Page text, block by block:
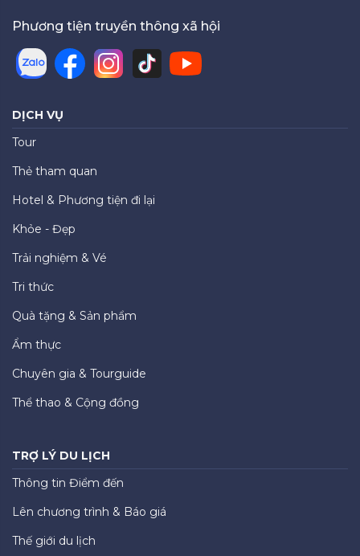
Phương tiện truyền thông xã hội
DỊCH VỤ
Tour
Thẻ tham quan
Hotel & Phương tiện đi lại
Khỏe - Đẹp
Trải nghiệm & Vé
Tri thức
Quà tặng & Sản phẩm
Ẩm thực
Chuyên gia & Tourguide
Thể thao & Cộng đồng
TRỢ LÝ DU LỊCH
Thông tin Điểm đến
Lên chương trình & Báo giá
Thế giới du lịch